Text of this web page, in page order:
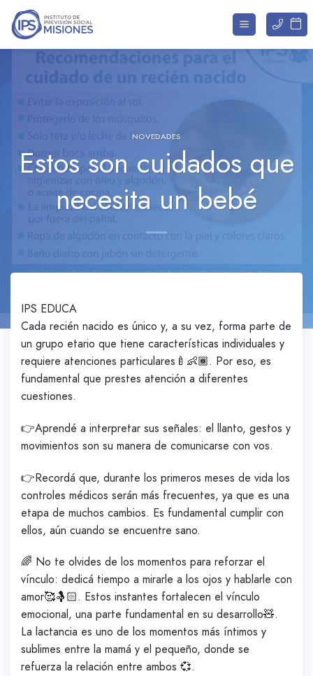
Saltar
contenido
NOVEDADES
Estos son cuidados que
necesita un bebé
IPS EDUCA
Cada recién nacido es único y, a su vez, forma parte de
un grupo etario que tiene características individuales y
requiere atenciones particulares🍼👶🏾. Por eso, es
fundamental que prestes atención a diferentes
cuestiones.
👉Aprendé a interpretar sus señales: el llanto, gestos y
movimientos son su manera de comunicarse con vos.
👉Recordá que, durante los primeros meses de vida los
controles médicos serán más frecuentes, ya que es una
etapa de muchos cambios. Es fundamental cumplir con
ellos, aún cuando se encuentre sano.
🌈 No te olvides de los momentos para reforzar el
vínculo: dedicá tiempo a mirarle a los ojos y hablarle con
amor🥰🤱🏻. Estos instantes fortalecen el vínculo
emocional, una parte fundamental en su desarrollo🧸.
La lactancia es uno de los momentos más íntimos y
sublimes entre la mamá y el pequeño, donde se
refuerza la relación entre ambos 💞.